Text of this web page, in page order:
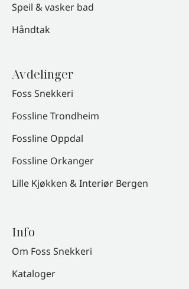
Speil & vasker bad
Håndtak
Avdelinger
Foss Snekkeri
Fossline Trondheim
Fossline Oppdal
Fossline Orkanger
Lille Kjøkken & Interiør Bergen
Info
Om Foss Snekkeri
Kataloger